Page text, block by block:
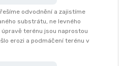
odvodnění a zajistíme
substrátu, ne levného
terénu jsou naprostou
erozi a podmáčení terénu v